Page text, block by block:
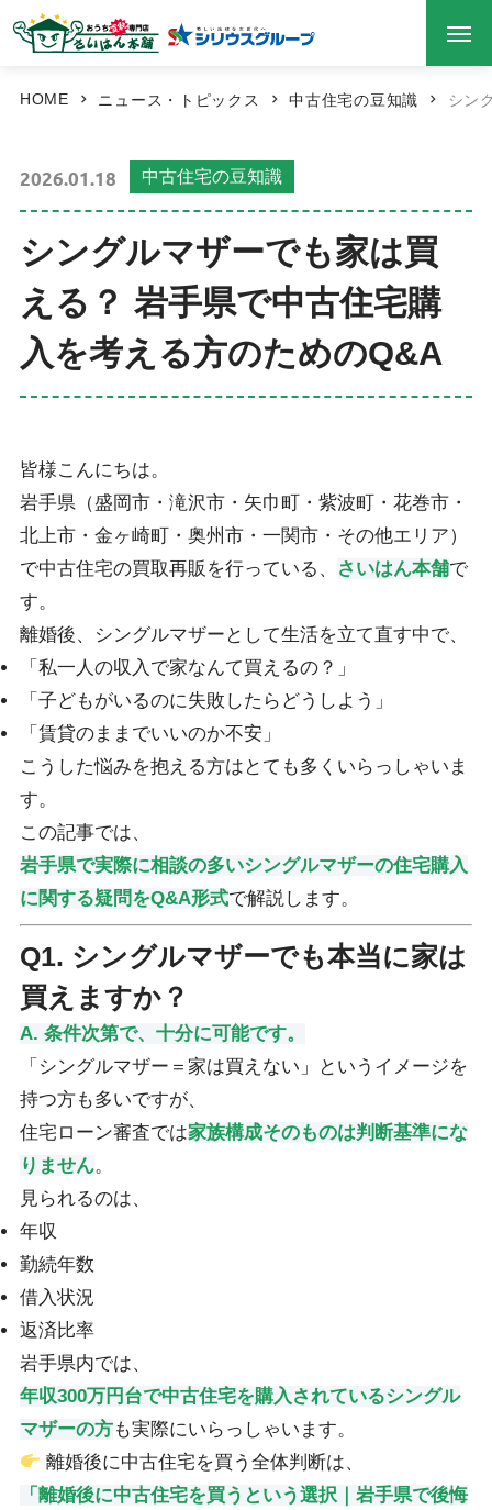
HOME ニュース・トピックス 中古住宅の豆知識 シン
2026.01.18 中古住宅の豆知識
シングルマザーでも家は買
える？ 岩手県で中古住宅購
入を考える方のためのQ&A
皆様こんにちは。
岩手県（盛岡市・滝沢市・矢巾町・紫波町・花巻市・
北上市・金ヶ崎町・奥州市・一関市・その他エリア）
で中古住宅の買取再販を行っている、
さいはん本舗で
す。
離婚後、シングルマザーとして生活を立て直す中で、
「私一人の収入で家なんて買えるの？」
「子どもがいるのに失敗したらどうしよう」
「賃貸のままでいいのか不安」
こうした悩みを抱える方はとても多くいらっしゃいま
す。
この記事では、
岩手県で実際に相談の多いシングルマザーの住宅購入
に関する疑問をQ&A形式で解説します。
Q1. シングルマザーでも本当に家は
買えますか？
A. 条件次第で、十分に可能です。
「シングルマザー＝家は買えない」というイメージを
持つ方も多いですが、
住宅ローン審査では家族構成そのものは判断基準にな
りません。
見られるのは、
年収
勤続年数
借入状況
返済比率
岩手県内では、
年収300万円台で中古住宅を購入されているシングル
マザーの方も実際にいらっしゃいます。
離婚後に中古住宅を買う全体判断は、
「離婚後に中古住宅を買うという選択｜岩手県で後悔